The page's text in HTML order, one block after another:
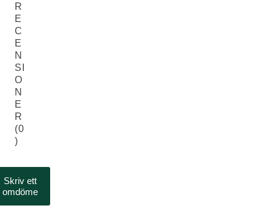
R
E
C
E
N
SI
O
N
E
R
(0
)
Skriv ett
omdöme